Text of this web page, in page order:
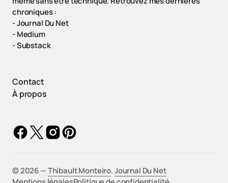
chroniques :
-Journal Du Net
-Medium
-Substack
Contact
À propos
©️ 2026 —Thibault Monteiro.Journal Du Net